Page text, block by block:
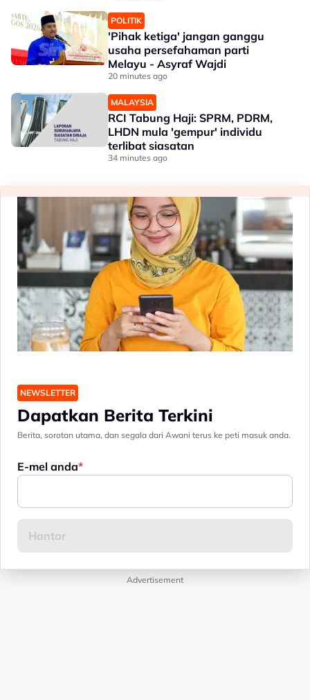
POLITIK
'Pihak ketiga' jangan ganggu
usaha persefahaman parti
Melayu - Asyraf Wajdi
20 minutes ago
MALAYSIA
RCI Tabung Haji: SPRM, PDRM,
LHDN mula 'gempur' individu
terlibat siasatan
34 minutes ago
NEWSLETTER
Dapatkan Berita Terkini
Berita, sorotan utama, dan segala dari Awani terus ke peti masuk anda.
E-mel anda
Advertisement